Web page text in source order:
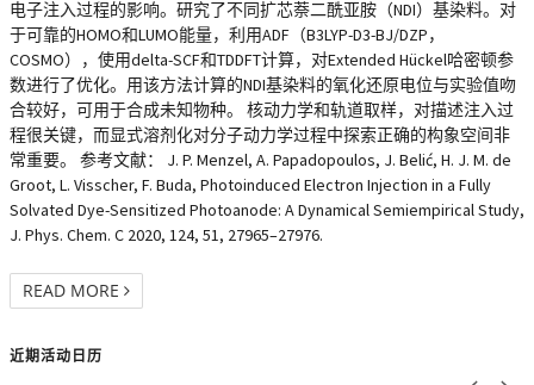
电子注入过程的影响。研究了不同扩芯萘二酰亚胺（NDI）基染料。对
于可靠的HOMO和LUMO能量，利用ADF（B3LYP-D3-BJ/DZP，
COSMO），使用delta-SCF和TDDFT计算，对Extended Hückel哈密顿参
数进行了优化。用该方法计算的NDI基染料的氧化还原电位与实验值吻
合较好，可用于合成未知物种。 核动力学和轨道取样，对描述注入过
程很关键，而显式溶剂化对分子动力学过程中探索正确的构象空间非
常重要。 参考文献： J. P. Menzel, A. Papadopoulos, J. Belić, H. J. M. de
Groot, L. Visscher, F. Buda, Photoinduced Electron Injection in a Fully
Solvated Dye-Sensitized Photoanode: A Dynamical Semiempirical Study,
J. Phys. Chem. C 2020, 124, 51, 27965–27976.
READ MORE
近期活动日历